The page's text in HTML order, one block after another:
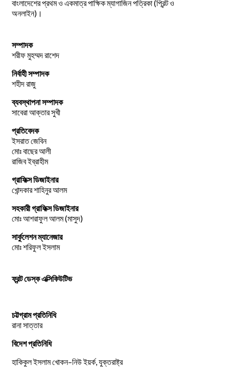
বাংলাদেশের প্রথম ও একমাত্র পাক্ষিক ম্যাগাজিন পত্রিকা (প্রিন্ট ও
অনলাইন)।
সম্পাদক
শরীফ মুহম্মদ রাশেদ
নির্বাহী সম্পাদক
শহীদ রাজু
ব্যবস্থাপনা সম্পাদক
সাবেরা আক্তার সুখী
প্রতিবেদক
ইসরাত জেবিন
মোঃ বাছের আলী
রাজিব ইব্রাহীম
গ্রাফিক্স ডিজাইনার
খোন্দকার শাহিনুর আলম
সহকারী গ্রাফিক্স ডিজাইনার
মোঃ আশরাফুল আলম (মাসুদ)
সার্কুলেশন ম্যানেজার
মোঃ শরিফুল ইসলাম
ফ্রন্ট ডেস্ক এক্সিকিউটিভ
চট্টগ্রাম প্রতিনিধি
রানা সাত্তার
বিদেশ প্রতিনিধি
হাকিকুলইসলামখোকন–নিউইয়র্ক, যুক্তরাষ্ট্র